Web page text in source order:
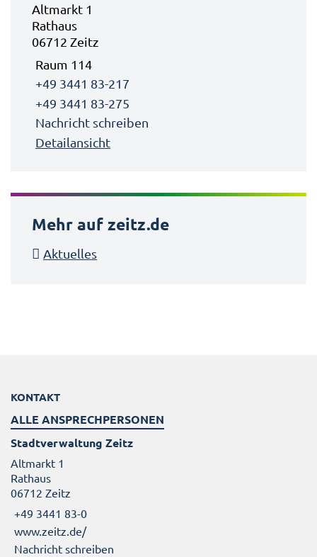
Altmarkt 1
Rathaus
06712 Zeitz
Raum 114
+49 3441 83-217
+49 3441 83-275
Nachricht schreiben
Detailansicht
Mehr auf zeitz.de
Aktuelles
KONTAKT
ALLE ANSPRECHPERSONEN
Stadtverwaltung Zeitz
Altmarkt 1
Rathaus
06712 Zeitz
+49 3441 83-0
www.zeitz.de/
Nachricht schreiben